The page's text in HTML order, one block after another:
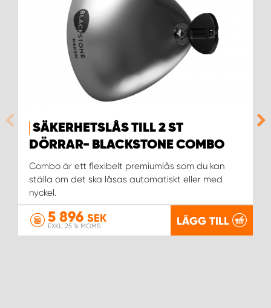
SÄKERHETSLÅS TILL 2 ST
DÖRRAR- BLACKSTONE COMBO
Combo är ett flexibelt premiumlås som du kan
ställa om det ska låsas automatiskt eller med
nyckel.
5 896 SEK
EXKL. 25 % MOMS LÄGG TILL